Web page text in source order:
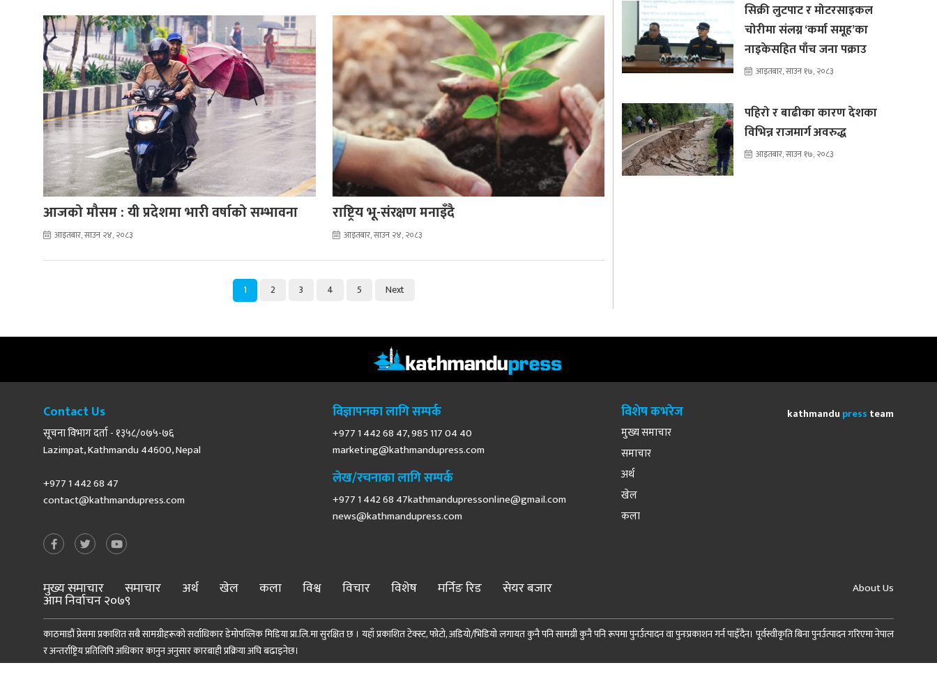
आजको मौसम : यी प्रदेशमा भारी वर्षाको सम्भावना
आइतबार, साउन २४, २०८३
राष्ट्रिय भू-संरक्षण मनाइँदै
आइतबार, साउन २४, २०८३
1 2 3 4 5 Next
सिक्री लुटपाट र मोटरसाइकल
चोरीमा संलग्न ‘कर्मा समूह’का
नाइकेसहित पाँच जना पक्राउ
आइतबार, साउन १७, २०८३
पहिरो र बाढीका कारण देशका
विभिन्न राजमार्ग अवरुद्ध
आइतबार, साउन १७, २०८३
Contact Us
सूचना विभाग दर्ता - १३५८/०७५-७६
Lazimpat, Kathmandu 44600, Nepal
+977 1 442 68 47
contact@kathmandupress.com
विज्ञापनका लागि सम्पर्क
+977 1 442 68 47, 985 117 04 40
marketing@kathmandupress.com
लेख/रचनाका लागि सम्पर्क
+977 1 442 68 47kathmandupressonline@gmail.com
news@kathmandupress.com
विशेष कभरेज
मुख्य समाचार
समाचार
अर्थ
खेल
कला
kathmandu press team
मुख्य समाचार समाचार अर्थ खेल कला विश्व विचार विशेष मर्निङ रिड सेयर बजार
आम निर्वाचन २०७९
About Us
काठमाडौं प्रेसमा प्रकाशित सबै सामग्रीहरूको सर्वाधिकार डेमोपव्लिक मिडिया प्रा.लि.मा सुरक्षित छ । यहाँ प्रकाशित टेक्स्ट, फोटो, अडियो/भिडियो लगायत कुनै पनि सामग्री कुनै पनि रूपमा पुनर्उत्पादन वा पुनःप्रकाशन गर्न पाइँदैन। पूर्वस्वीकृति बिना पुनर्उत्पादन गरिएमा नेपाल
र अन्तर्राष्ट्रिय प्रतिलिपि अधिकार कानुन अनुसार कारबाही प्रक्रिया अघि बढाइनेछ।